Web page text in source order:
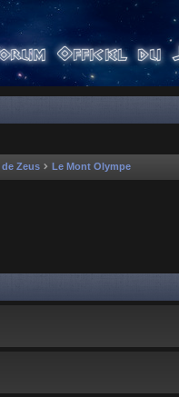
Zeus Le Mont Olympe